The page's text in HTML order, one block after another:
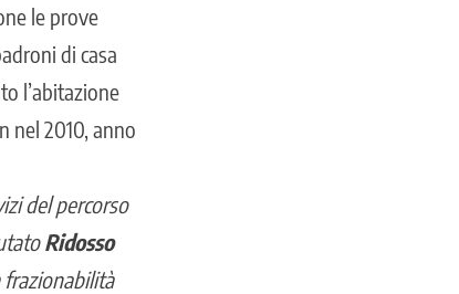
le prove
di casa
l’abitazione
nel 2010, anno
del percorso
Ridosso
frazionabilità